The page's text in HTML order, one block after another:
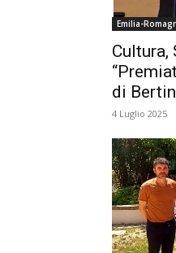
Emilia-
Cultura,
di
4 Luglio 2025